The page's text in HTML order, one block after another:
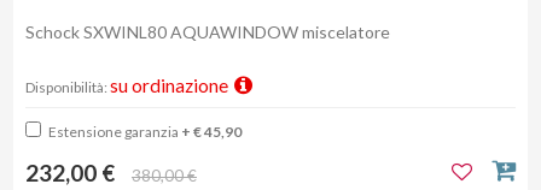
Schock SXWINL80 AQUAWINDOW miscelatore
Disponibilità: su ordinazione
Estensione garanzia + € 45,90
232,00 € 380,00 €